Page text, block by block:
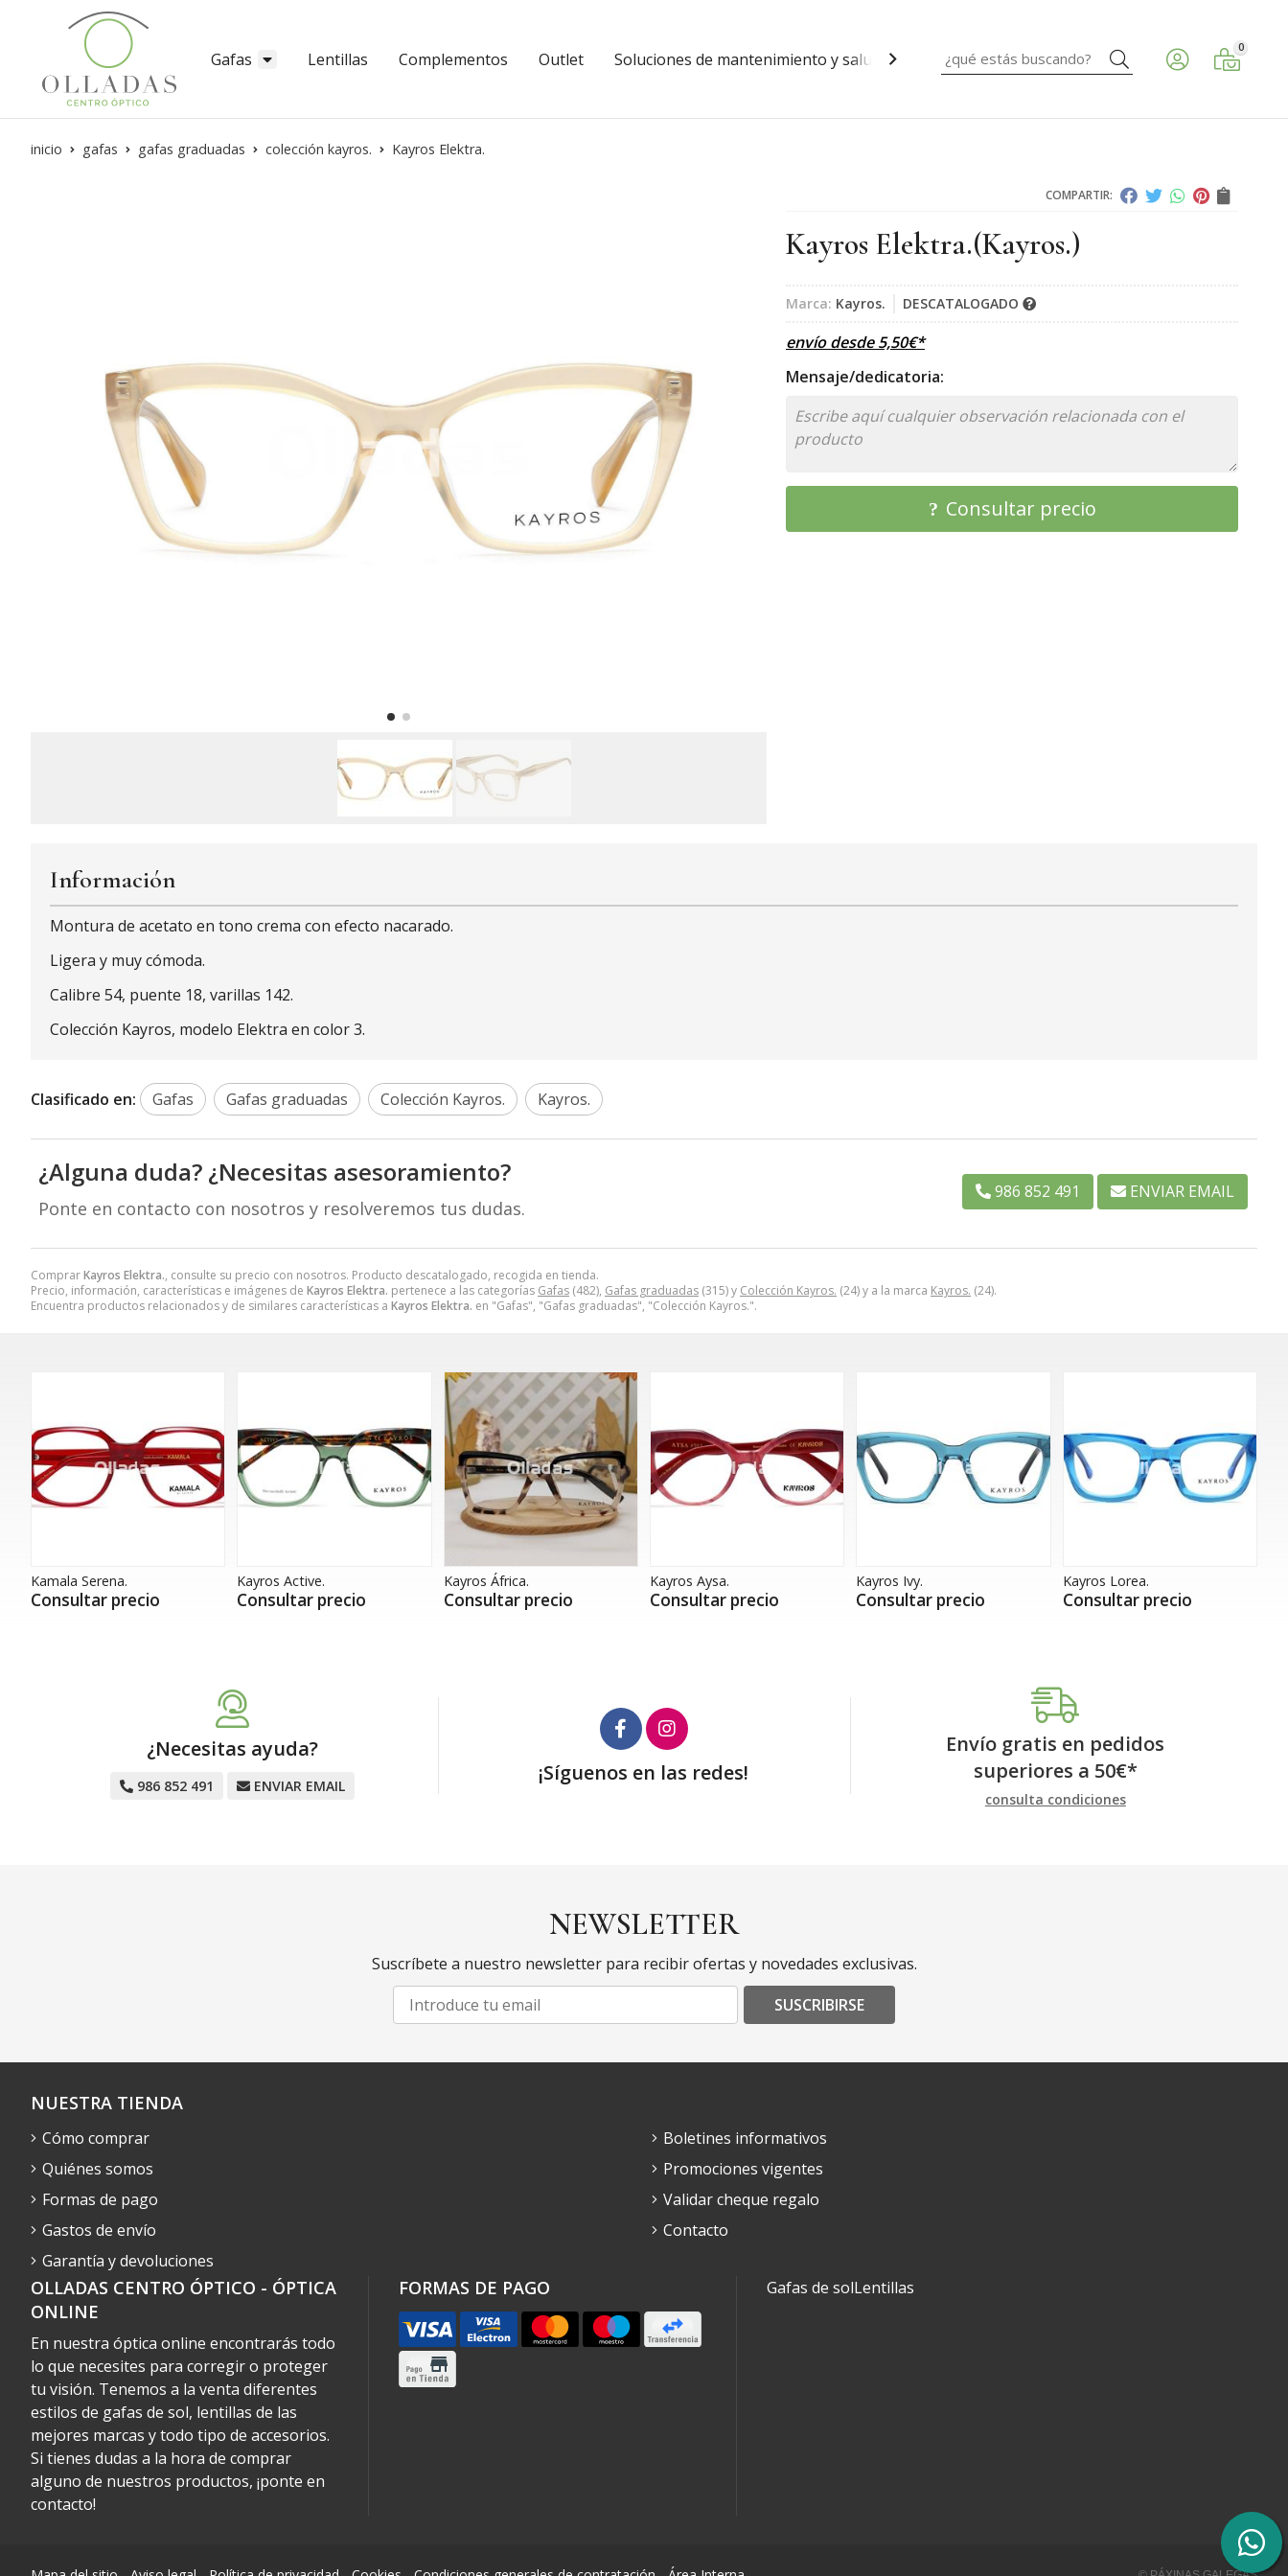
Gafas Lentillas Complementos Outlet Soluciones de mantenimiento y salud ocular. Buscar 0
inicio gafas gafas graduadas colección kayros. Kayros Elektra.
COMPARTIR:
Kayros Elektra.(Kayros.)
Marca: Kayros. DESCATALOGADO
envío desde5,50€*
Mensaje/dedicatoria:
Consultar precio
ComprarKayros Elektra., consulte su precio con nosotros. Producto descatalogado, recogida en tienda.
Precio, información, características e imágenes de Kayros Elektra. pertenece a las categorías Gafas (482), Gafas graduadas (315) y Colección Kayros. (24) y a la marca Kayros. (24).
Encuentra productos relacionados y de similares características a Kayros Elektra. en "Gafas", "Gafas graduadas", "Colección Kayros.".
Información
Montura de acetato en tono crema con efecto nacarado.
Ligera y muy cómoda.
Calibre 54, puente 18, varillas 142.
Colección Kayros, modelo Elektra en color 3.
Clasificado en: Gafas Gafas graduadas Colección Kayros. Kayros.
¿Alguna duda? ¿Necesitas asesoramiento?
Ponte en contacto con nosotros y resolveremos tus dudas.
986 852 491 ENVIAR EMAIL
Kamala Serena.
Consultar precio
Kayros Active.
Consultar precio
Kayros África.
Consultar precio
Kayros Aysa.
Consultar precio
Kayros Ivy.
Consultar precio
Kayros Lorea.
Consultar precio
¿Necesitas ayuda?
986 852 491 ENVIAR EMAIL
¡Síguenos en las redes!
Envío gratis en pedidos
superiores a 50€*
consulta condiciones
NEWSLETTER
Suscríbete a nuestro newsletter para recibir ofertas y novedades exclusivas.
SUSCRIBIRSE
OLLADAS CENTRO ÓPTICO - ÓPTICA
ONLINE
En nuestra óptica online encontrarás todo
lo que necesites para corregir o proteger
tu visión. Tenemos a la venta diferentes
estilos de gafas de sol, lentillas de las
mejores marcas y todo tipo de accesorios.
Si tienes dudas a la hora de comprar
alguno de nuestros productos, ¡ponte en
contacto!
FORMAS DE PAGO
NUESTRA TIENDA
Cómo comprar
Quiénes somos
Formas de pago
Gastos de envío
Garantía y devoluciones
Boletines informativos
Promociones vigentes
Validar cheque regalo
Contacto
Gafas de solLentillas